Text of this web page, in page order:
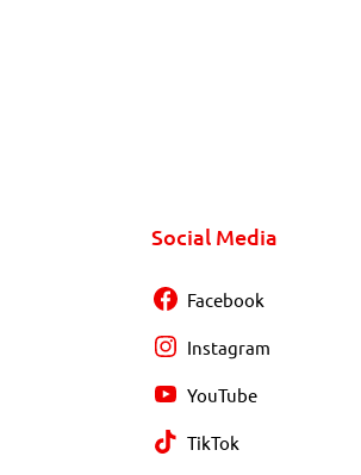
Social Media
Facebook
Instagram
YouTube
TikTok